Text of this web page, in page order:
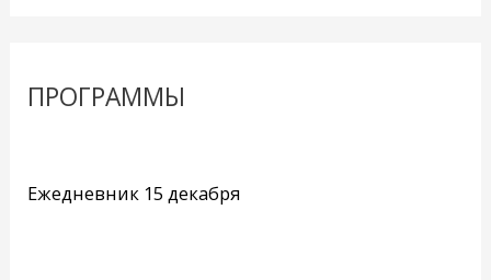
ПРОГРАММЫ
Ежедневник 15 декабря